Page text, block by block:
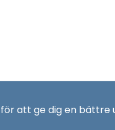
för att ge dig en bättre